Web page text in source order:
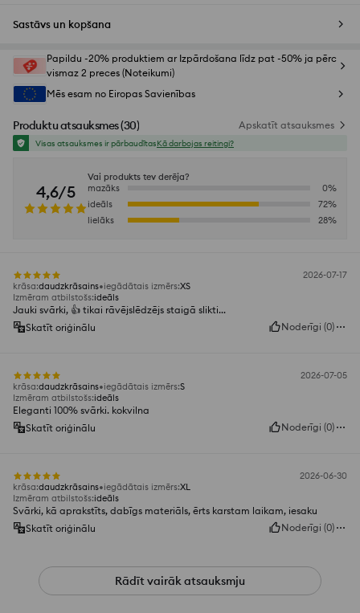
Sastāvs un kopšana
Papildu -20% produktiem ar Izpārdošana līdz pat -50% ja pērc
vismaz 2 preces (Noteikumi)
Mēs esam no Eiropas Savienības
Produktu atsauksmes(30) Apskatīt atsauksmes
Visas atsauksmes ir pārbaudītasKā darbojas reitingi?
4,6/5
Vai produkts tev derēja?
mazāks
0%
ideāls
72%
lielāks
28%
2026-07-17
krāsa:daudzkrāsains iegādātais izmērs:XS
Izmēram atbilstošs:ideāls
Jauki svārki, 👍️ tikai rāvējslēdzējs staigā slikti...
Skatīt oriģinālu
Noderīgi (0)
2026-07-05
krāsa:daudzkrāsains iegādātais izmērs:S
Izmēram atbilstošs:ideāls
Eleganti 100% svārki. kokvilna
Skatīt oriģinālu
Noderīgi (0)
2026-06-30
krāsa:daudzkrāsains iegādātais izmērs:XL
Izmēram atbilstošs:ideāls
Svārki, kā aprakstīts, dabīgs materiāls, ērts karstam laikam, iesaku
Skatīt oriģinālu
Noderīgi (0)
Rādīt vairāk atsauksmju